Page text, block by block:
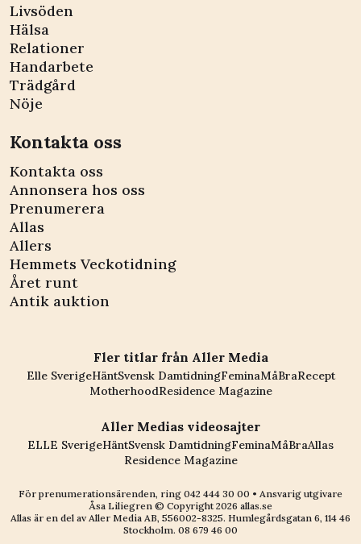
Livsöden
Hälsa
Relationer
Handarbete
Trädgård
Nöje
Kontakta oss
Kontakta oss
Annonsera hos oss
Prenumerera
Allas
Allers
Hemmets Veckotidning
Året runt
Antik auktion
Fler titlar från Aller Media
Elle SverigeHäntSvensk DamtidningFeminaMåBraRecept
MotherhoodResidence Magazine
Aller Medias videosajter
ELLE SverigeHäntSvensk DamtidningFeminaMåBraAllas
Residence Magazine
För prenumerationsärenden, ring 042 444 30 00 • Ansvarig utgivare
Åsa Liliegren © Copyright2026 allas.se
Allas är en del av Aller Media AB, 556002-8325. Humlegårdsgatan 6, 114 46
Stockholm. 08 679 46 00